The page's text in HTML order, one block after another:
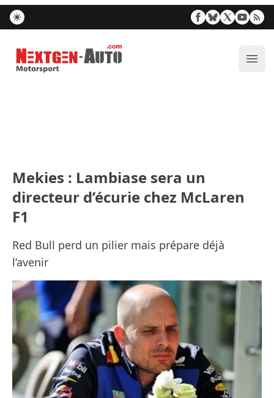
Nextgen-Auto.com
Mekies : Lambiase sera un
directeur d’écurie chez McLaren
F1
Red Bull perd un pilier mais prépare déjà
l’avenir